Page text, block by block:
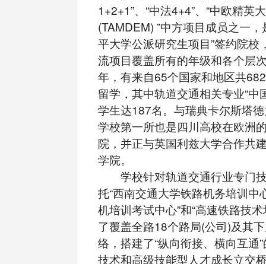
1+2+1”、“中法4+4”、“中欧精英
(TAMDEM) ”中方项目成员之一
平大学公派研究生项目”签约院校
流项目覆盖所有的年级和各个层
年，有来自65个国家和地区共
留学，其中轨道交通相关专业“中
学生达187名。与瑞典卡尔斯塔
学校第一所也是四川高校在欧洲
院，并正与英国利兹大学合作共
学院。
学校针对轨道交通行业专门
托“西南交通大学铁路机务培训中
机培训考试中心”和“高速铁路技
了覆盖全路18个路局(公司)及其
络，搭建了“纵向衔接、横向互通
技术和高级技能型人才成长立交